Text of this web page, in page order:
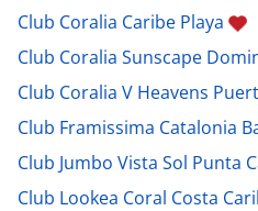
Club Coralia Caribe Playa
Club Coralia Sunscape
Club Coralia V Heavens
Club Framissima Catalonia
Club Jumbo Vista Sol Punta
Club Lookea Coral Costa